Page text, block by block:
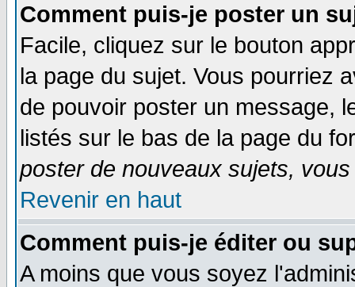
Comment puis-je poster un
Facile, cliquez sur le bouton
la page du sujet. Vous pourriez
de pouvoir poster un message,
listés sur le bas de la page du
poster de nouveaux sujets,
Revenir en haut
Comment puis-je éditer ou
A moins que vous soyez